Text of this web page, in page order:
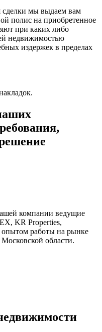
сделки мы выдаем вам
полис на приобретенное
при каких либо
недвижимостью
издержек в пределах
компании ведущие
KR Properties,
работы на рынке
области.